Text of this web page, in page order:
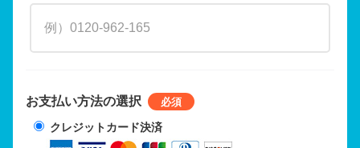
お支払い方法の選択
クレジットカード決済